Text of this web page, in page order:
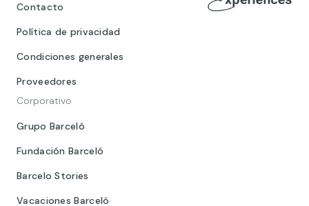
Contacto
Política de privacidad
Condiciones generales
Proveedores
Corporativo
Grupo Barceló
Fundación Barceló
Barcelo Stories
Vacaciones Barceló